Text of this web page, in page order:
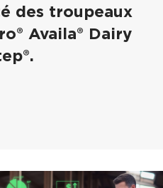
des troupeaux
Availa® Dairy